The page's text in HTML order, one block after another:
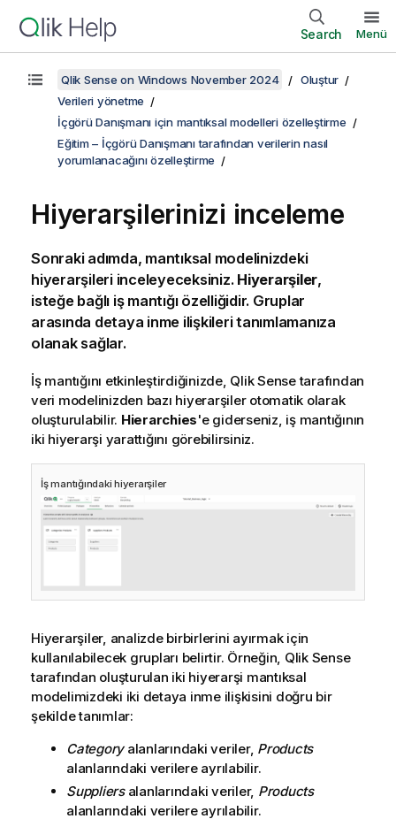
Search Menü
Qlik Sense on Windows November 2024
Oluştur
Verileri yönetme
İçgörü Danışmanı için mantıksal modelleri özelleştirme
Eğitim – İçgörü Danışmanı tarafından verilerin nasıl
yorumlanacağını özelleştirme
Hiyerarşilerinizi inceleme
Sonraki adımda, mantıksal modelinizdeki
hiyerarşileri inceleyeceksiniz. Hiyerarşiler,
isteğe bağlı iş mantığı özelliğidir. Gruplar
arasında detaya inme ilişkileri tanımlamanıza
olanak sağlar.
İş mantığını etkinleştirdiğinizde, Qlik Sensetarafından
veri modelinizden bazı hiyerarşiler otomatik olarak
oluşturulabilir. Hierarchies'e giderseniz, iş mantığının
iki hiyerarşi yarattığını görebilirsiniz.
İş mantığındaki hiyerarşiler
Hiyerarşiler, analizde birbirlerini ayırmak için
kullanılabilecek grupları belirtir. Örneğin, Qlik Sense
tarafından oluşturulan iki hiyerarşi mantıksal
modelimizdeki iki detaya inme ilişkisini doğru bir
şekilde tanımlar:
Categoryalanlarındaki veriler, Products
alanlarındaki verilere ayrılabilir.
Suppliersalanlarındaki veriler, Products
alanlarındaki verilere ayrılabilir.